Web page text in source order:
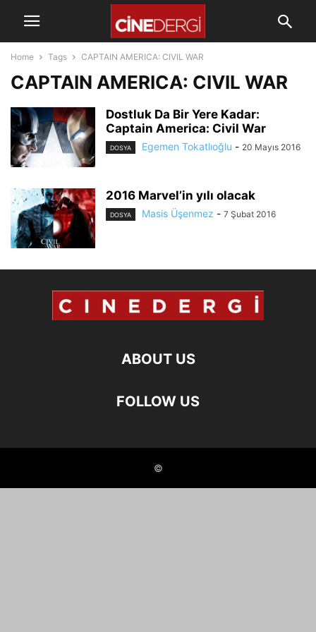
Home Tags CAPTAIN AMERICA: CIVIL WAR
CAPTAIN AMERICA: CIVIL WAR
Dostluk Da Bir Yere Kadar:
Captain America: Civil War
DOSYA Egemen Tokatlıoğlu - 20 Mayıs 2016
2016 Marvel’in yılı olacak
DOSYA Masis Üşenmez - 7 Şubat 2016
ABOUT US
FOLLOW US
©